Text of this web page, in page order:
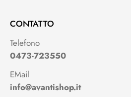
CONTATTO
Telefono
0473-723550
EMail
info@avantishop.it